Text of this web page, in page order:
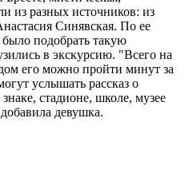
из разных источников: из
Синявская. По ее
было подобрать такую
в экскурсию. "Всего на
его можно пройти минут за
услышать рассказ о
стадионе, школе, музее
девушка.